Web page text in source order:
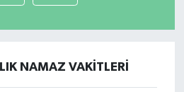
NAMAZ VAKITLERI